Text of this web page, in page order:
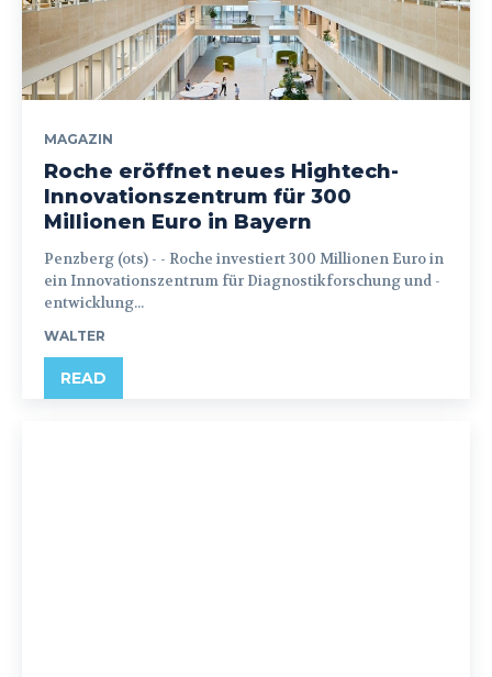
MAGAZIN
Roche eröffnet neues Hightech-
Innovationszentrum für 300
Millionen Euro in Bayern
Penzberg (ots) - - Roche investiert 300 Millionen Euro in
ein Innovationszentrum für Diagnostikforschung und -
entwicklung...
WALTER
READ